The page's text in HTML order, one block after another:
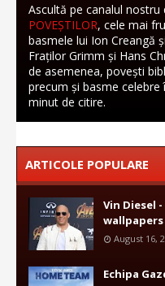
Ascultă pe canalul nostru
POVEȘTILOR, cele mai
basmele lui Ion Creangă
Fraților Grimm și Hans
de asemenea, povești
precum și basme
minut de citire.
ARTICOLE POPULARE
Vin Diesel
wallpapers
August 16,
Echipa